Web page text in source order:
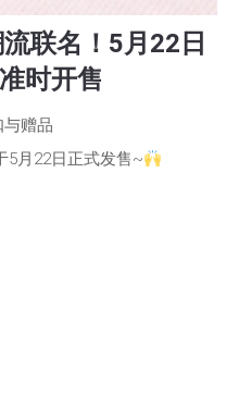
联名！5月22日
时开售
与赠品
5月22日正式发售~